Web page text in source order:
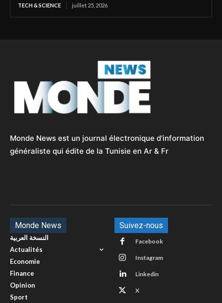
TECH & SCIENCE juillet 25, 2026
Monde News est un journal électronique d'information
généraliste qui édite de la Tunisie en Ar & Fr
Monde News
النسخة العربية
Actualités
Economie
Finance
Opinion
Sport
Suivez-nous
Facebook
Instagram
Linkedin
X